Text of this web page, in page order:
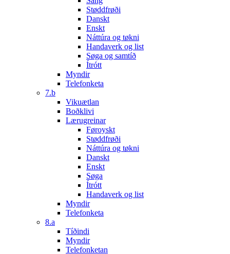
Støddfrøði
Danskt
Enskt
Náttúra og tøkni
Handaverk og list
Søga og samtíð
Ítrótt
Myndir
Telefonketa
7.b
Vikuætlan
Boðklivi
Lærugreinar
Føroyskt
Støddfrøði
Náttúra og tøkni
Danskt
Enskt
Søga
Ítrótt
Handaverk og list
Myndir
Telefonketa
8.a
Tíðindi
Myndir
Telefonketan